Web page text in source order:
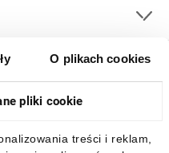
O plikach cookies
pliki cookie
treści i reklam,